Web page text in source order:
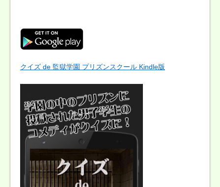
クイズ de 監獄学園 プリズンスクール Kindle版